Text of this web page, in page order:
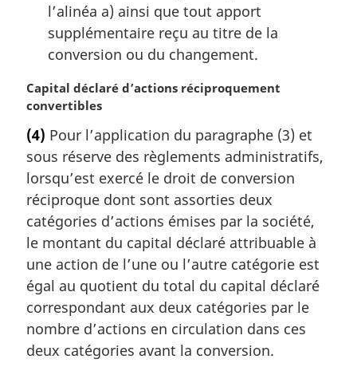
l’alinéa a) ainsi que tout apport
supplémentaire reçu au titre de la
conversion ou du changement.
N
o
e
m
a
r
i
n
a
l
:
Capital déclaré d’actions réciproquement
convertibles
(4) Pour l’application du paragraphe (3) et
sous réserve des règlements administratifs,
lorsqu’est exercé le droit de conversion
réciproque dont sont assorties deux
catégories d’actions émises par la société,
le montant du capital déclaré attribuable à
une action de l’une ou l’autre catégorie est
égal au quotient du total du capital déclaré
correspondant aux deux catégories par le
nombre d’actions en circulation dans ces
deux catégories avant la conversion.